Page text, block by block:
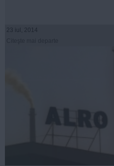
23 iul, 2014